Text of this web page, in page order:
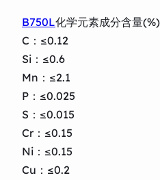
B750L化学元素成分含量(%)
C：≤0.12
Si：≤0.6
Mn：≤2.1
P：≤0.025
S：≤0.015
Cr：≤0.15
Ni：≤0.15
Cu：≤0.2